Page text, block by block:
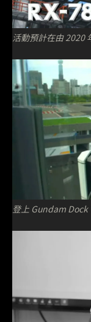
活動預計在由 2020
登上 Gundam Dock